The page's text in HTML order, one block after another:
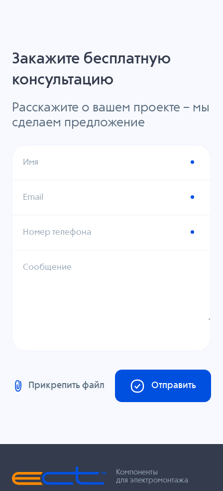
Закажите бесплатную
консультацию
Расскажите о вашем проекте – мы
сделаем предложение
Имя
Email
Номер телефона
Сообщение
Прикрепить файл Отправить
Компоненты
для электромонтажа